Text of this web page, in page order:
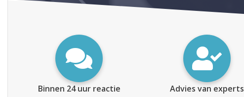
Binnen 24 uur reactie Advies van experts